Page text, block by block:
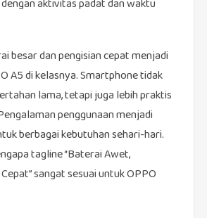
aktivitas padat dan waktu
besar dan pengisian cepat menjadi
A5 di kelasnya. Smartphone tidak
lama, tetapi juga lebih praktis
penggunaan menjadi
berbagai kebutuhan sehari-hari.
tagline “Baterai Awet,
sangat sesuai untuk OPPO